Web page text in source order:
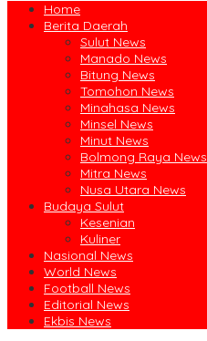
Home
Berita Daerah
Sulut News
Manado News
Bitung News
Tomohon News
Minahasa News
Minsel News
Minut News
Bolmong Raya News
Mitra News
Nusa Utara News
Budaya Sulut
Kesenian
Kuliner
Nasional News
World News
Football News
Editorial News
Ekbis News